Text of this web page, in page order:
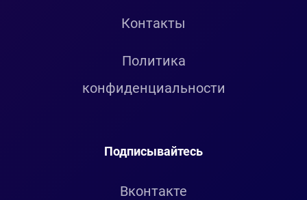
Контакты
Политика
конфиденциальности
Подписывайтесь
Вконтакте